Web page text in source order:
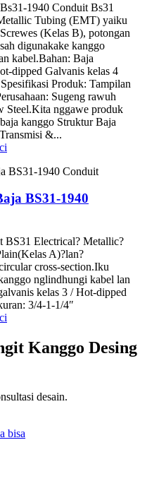
1940 Conduit Bs31
Tubing (EMT) yaiku
(Kelas B), potongan
digunakake kanggo
kabel.Bahan: Baja
dipped Galvanis kelas 4
Produk: Tampilan
Sugeng rawuh
Steel.Kita nggawe produk
kanggo Struktur Baja
&...
BS31-1940
BS31 Electrical? Metallic?
A)?lan?
cross-section.Iku
nglindhungi kabel lan
kelas 3 / Hot-dipped
3/4-1-1/4″
Kanggo Desing
desain.
bisa